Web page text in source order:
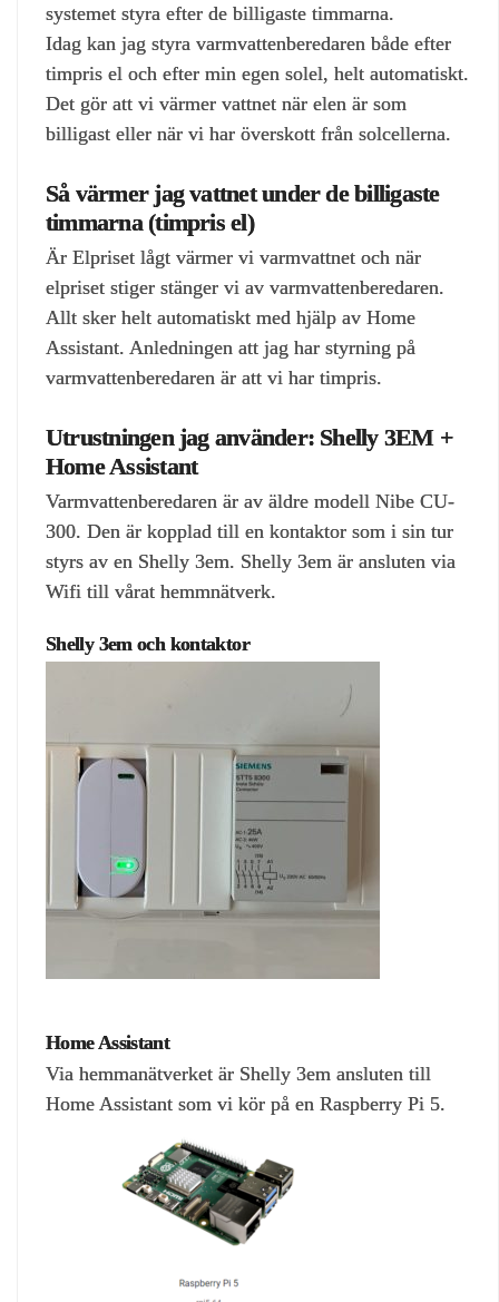
systemet styra efter de billigaste timmarna.
Idag kan jag styra varmvattenberedaren både efter
timpris el och efter min egen solel, helt automatiskt.
Det gör att vi värmer vattnet när elen är som
billigast eller när vi har överskott från solcellerna.
Så värmer jag vattnet under de billigaste
timmarna (timpris el)
Är Elpriset lågt värmer vi varmvattnet och när
elpriset stiger stänger vi av varmvattenberedaren.
Allt sker helt automatiskt med hjälp av Home
Assistant. Anledningen att jag har styrning på
varmvattenberedaren är att vi har timpris.
Utrustningen jag använder: Shelly 3EM +
Home Assistant
Varmvattenberedaren är av äldre modell Nibe CU-
300. Den är kopplad till en kontaktor som i sin tur
styrs av en Shelly 3em. Shelly 3em är ansluten via
Wifi till vårat hemmnätverk.
Shelly 3em och kontaktor
Home Assistant
Via hemmanätverket är Shelly 3em ansluten till
Home Assistant som vi kör på en Raspberry Pi 5.